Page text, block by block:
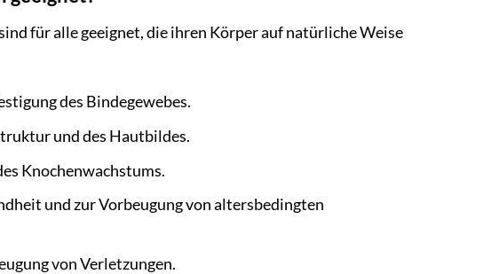
für alle geeignet, die ihren Körper auf natürliche Weise
des Bindegewebes.
und des Hautbildes.
Knochenwachstums.
und zur Vorbeugung von altersbedingten
von Verletzungen.